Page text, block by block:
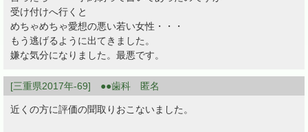
受け付けへ行くと
めちゃめちゃ愛想の悪い若い女性・・・
もう逃げるように出てきました。
嫌な気分になりました。最悪です。
[三重県2017年-69] ●●歯科 匿名
近くの方に評価の聞取りおこないました。